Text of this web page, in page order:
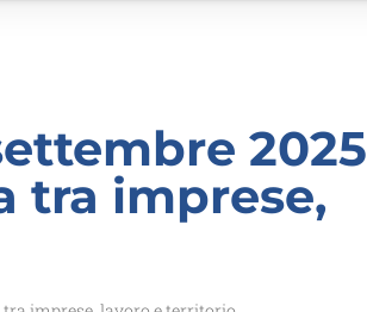
2025
tra imprese,